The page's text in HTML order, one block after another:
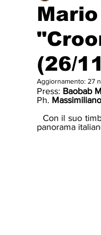
(26/
Aggiornamento: 27
Press: Baobab
Ph.
panorama